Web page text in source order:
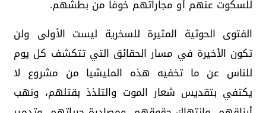
للسكوت عنهم أو مجاراتهم خوفا من بطشهم.
الفتوى الحوثية المثيرة للسخرية ليست الأولى ولن
تكون الأخيرة في مسار الحقائق التي تتكشف كل يوم
للناس عن ما تخفيه هذه المليشيا من مشروع لا
يكتفي بتقديس شعار الموت والتلذذ بقتلهم، ونهب